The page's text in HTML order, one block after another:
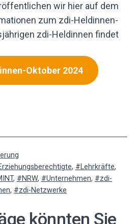
wir hier auf dem
zum zdi-Heldinnen-
zdi-Heldinnen findet
Oktober 2024
, Lehrkräfte,
, NRW, Unternehmen,
zdi-
, zdi-Netzwerke
könnten Sie